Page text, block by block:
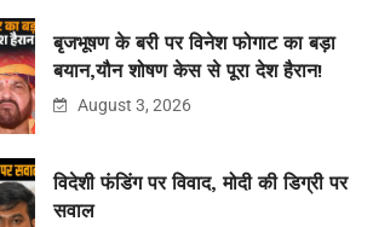
बृजभूषण के बरी पर विनेश फोगाट का बड़ा
बयान,यौन शोषण केस से पूरा देश हैरान!
August 3, 2026
विदेशी फंडिंग पर विवाद, मोदी की डिग्री पर
सवाल